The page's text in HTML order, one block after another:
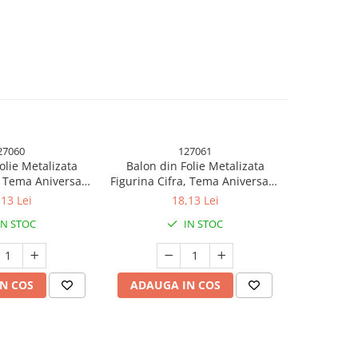
Metalizata
Aniversare
Individual, Pai
Rose, Cifra 4
Lei
STOC
COS
127061
Balon din Folie Metalizata
Figurina Cifra, Tema Aniversare
100 cm, Ambalaj Individual, Pai
Heliu, Coral, Rose, Cifra 5
18,13 Lei
IN STOC
ADAUGA IN COS